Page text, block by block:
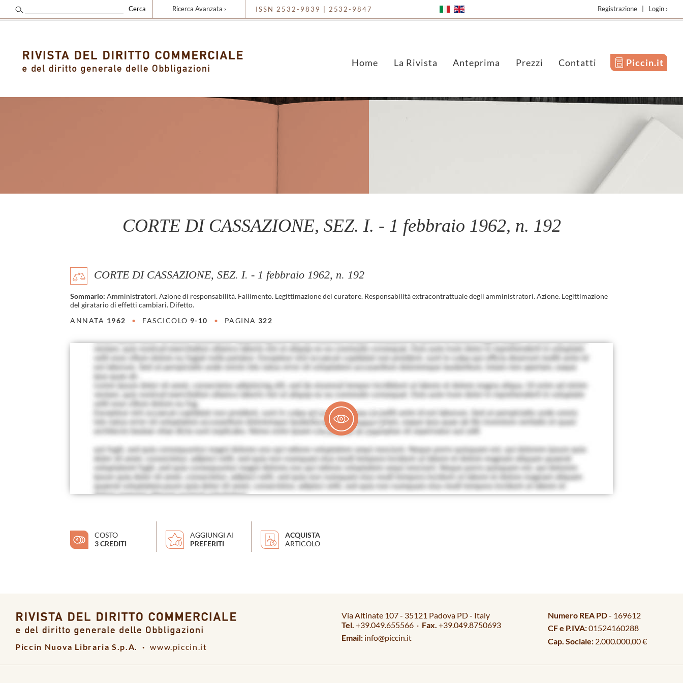
CORTE DI CASSAZIONE, SEZ. I. - 1 febbraio 1962, n. 192
CORTE DI CASSAZIONE, SEZ. I. - 1 febbraio 1962, n. 192
Sommario: Amministratori. Azione di responsabilità. Fallimento. Legittimazione del curatore. Responsabilità extracontrattuale degli amministratori. Azione. Legittimazione
del giratario di effetti cambiari. Difetto.
ANNATA 1962 • FASCICOLO 9-10 • PAGINA322
COSTO
3 CREDITI
AGGIUNGI AI
PREFERITI
ACQUISTA
ARTICOLO
Ricerca Avanzata › ISSN 2532-9839 | 2532-9847 Registrazione| Login ›
Home La Rivista Anteprima Prezzi Contatti Piccin.it
Piccin Nuova Libraria S.p.A. · www.piccin.it
Via Altinate 107 - 35121 Padova PD - Italy
Tel. +39.049.655566 · Fax. +39.049.8750693
Email: info@piccin.it
Numero REA PD- 169612
CF e P.IVA:01524160288
Cap. Sociale: 2.000.000,00 €